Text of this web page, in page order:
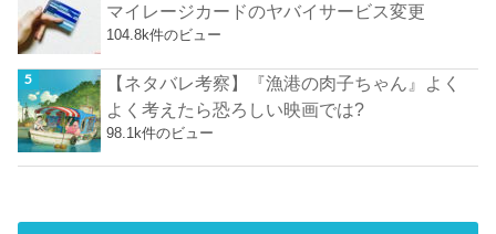
マイレージカードのヤバイサービス変更
104.8k件のビュー
【ネタバレ考察】『漁港の肉子ちゃん』よく
よく考えたら恐ろしい映画では?
98.1k件のビュー